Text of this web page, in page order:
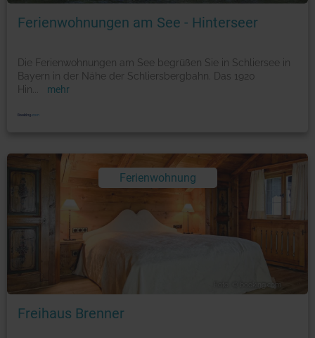
Ferienwohnungen am See - Hinterseer
Die Ferienwohnungen am See begrüßen Sie in Schliersee in
Bayern in der Nähe der Schliersbergbahn. Das 1920
Hin
mehr
Ferienwohnung
Foto: © booking.com
Freihaus Brenner